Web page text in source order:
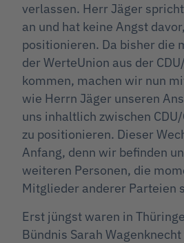
verlassen. Herr Jäger
an und hat keine Angst
positionieren. Da bisher die
der WerteUnion aus der
kommen, machen wir nun
wie Herrn Jäger unseren
uns inhaltlich zwischen CDU/
zu positionieren. Dieser
Anfang, denn wir befinden
weiteren Personen, die
Mitglieder anderer Parteien
Erst jüngst waren in
Bündnis Sarah